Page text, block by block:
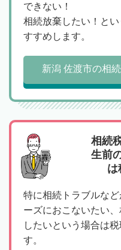
できない！
相続放棄したい！と
すすめします。
新潟 佐渡市の相
相続
生前
は
特に相続トラブルな
ーズにおこないたい
したいという場合は
す。